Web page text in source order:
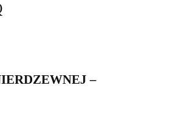
–